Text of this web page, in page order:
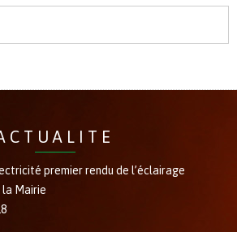
premier rendu de l’éclairage
Mairie